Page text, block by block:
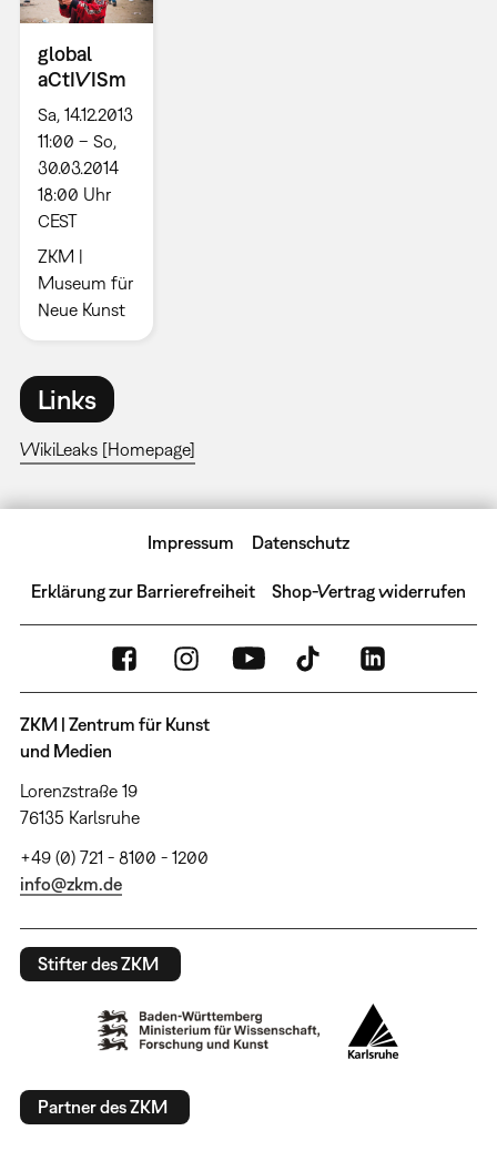
global
aCtIVISm
Sa, 14.12.2013
11:00 – So,
30.03.2014
18:00 Uhr
CEST
ZKM |
Museum für
Neue Kunst
Links
WikiLeaks [Homepage]
Impressum Datenschutz
Erklärung zur Barrierefreiheit Shop-Vertrag widerrufen
ZKM | Zentrum für Kunst
und Medien
Lorenzstraße 19
76135 Karlsruhe
+49 (0) 721 - 8100 - 1200
info@zkm.de
Stifter des ZKM
Partner des ZKM